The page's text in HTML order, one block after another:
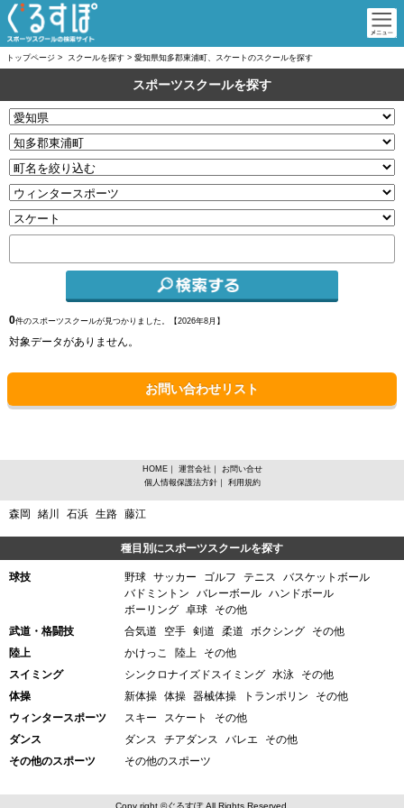
トップページ > スクールを探す > 愛知県知多郡東浦町、スケートのスクールを探す
スポーツスクールを探す
0件のスポーツスクールが見つかりました。【2026年8月】
対象データがありません。
お問い合わせリスト
愛知県知多郡東浦町、スケートからスポーツスクールを探す
森岡 緒川 石浜 生路 藤江
種目別にスポーツスクールを探す
球技 野球 サッカー ゴルフ テニス
バスケットボール
バドミントン
バレーボール ハンドボール
ボーリング 卓球
その他
武道・格闘技
合気道 空手 剣道 柔道 ボクシング
その他
陸上
かけっこ 陸上
その他
スイミング
シンクロナイズドスイミング 水泳
その他
体操
新体操 体操 器械体操 トランポリン
その他
ウィンタースポーツ
スキー スケート
その他
ダンス
ダンス チアダンス バレエ
その他
その他のスポーツ
その他のスポーツ
HOME｜ 運営会社 ｜
お問い合せ
個人情報保護法方針｜ 利用規約
Copy right ©ぐるすぽ All Rights Reserved.